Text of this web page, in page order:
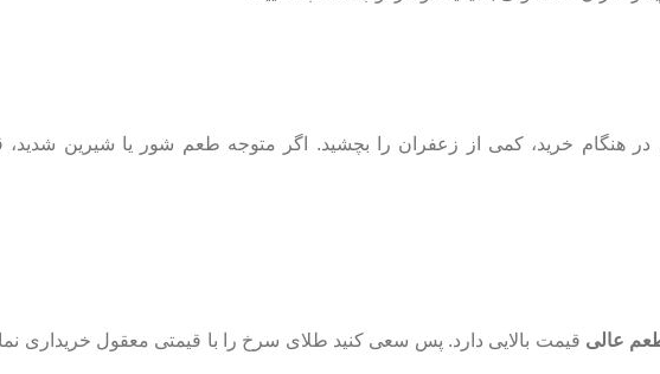
در هنگام خرید، کمی از زعفران را بچشید. اگر متوجه طعم شور یا شیرین شدید،
عالی قیمت بالایی دارد. پس سعی کنید طلای سرخ را با قیمتی معقول خریداری